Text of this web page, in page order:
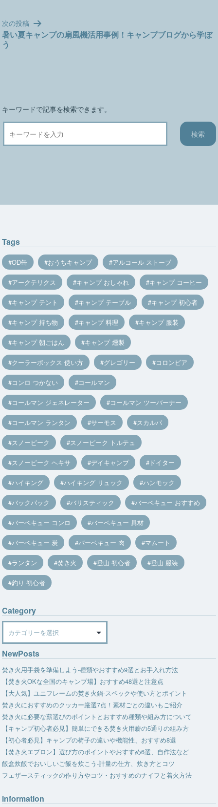
ゲ
ー
シ
ョ
次の投稿
暑い夏キャンプの扇風機活用事例！キャンプブログから学ぼ
う
キーワードで記事を検索できます。
Tags
OD缶 おうちキャンプ アルコール ストーブ
アークテリクス キャンプ おしゃれ キャンプ コーヒー
キャンプ テント キャンプ テーブル キャンプ 初心者
キャンプ 持ち物 キャンプ 料理 キャンプ 服装
キャンプ 朝ごはん キャンプ 燻製
クーラーボックス 使い方 グレゴリー コロンビア
コンロ つかない コールマン
コールマン ジェネレーター コールマン ツーバーナー
コールマン ランタン サーモス スカルパ
スノーピーク スノーピーク トルテュ
スノーピーク ヘキサ デイキャンプ ドイター
ハイキング ハイキング リュック ハンモック
バックパック バリスティック バーベキュー おすすめ
バーベキュー コンロ バーベキュー 具材
バーベキュー 炭 バーベキュー 肉 マムート
ランタン 焚き火 登山 初心者 登山 服装
釣り 初心者
Category
Category
NewPosts
焚き火用手袋を準備しよう-種類やおすすめ9選とお手入れ方法
【焚き火OKな全国のキャンプ場】おすすめ48選と注意点
【大人気】ユニフレームの焚き火鍋-スペックや使い方とポイント
焚き火におすすめのクッカー厳選7点！素材ごとの違いもご紹介
焚き火に必要な薪選びのポイントとおすすめ種類や組み方について
【キャンプ初心者必見】簡単にできる焚き火用薪の5通りの組み方
【初心者必見】キャンプの椅子の違いや機能性、おすすめ8選
【焚き火エプロン】選び方のポイントやおすすめ6選、自作法など
飯盒炊飯でおいしいご飯を炊こう-計量の仕方、炊き方とコツ
フェザースティックの作り方やコツ・おすすめのナイフと着火方法
information